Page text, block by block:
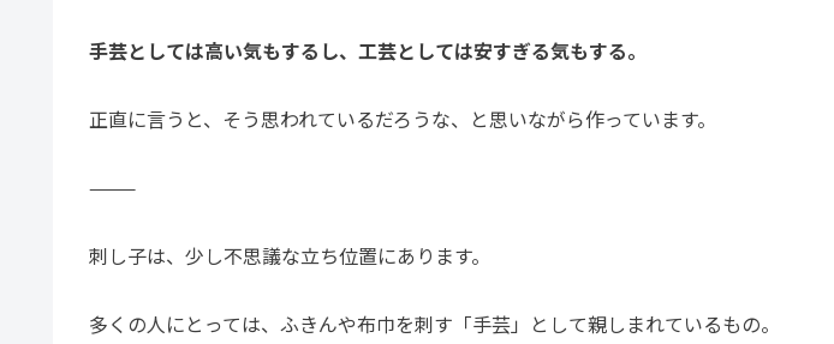
手芸としては高い気もするし、 工芸としては安すぎる気もする。
正直に言うと、そう思われているだろうな、と思いながら作っています。
⸻
刺し子は、少し不思議な立ち位置にあります。
多くの人にとっては、ふきんや布巾を刺す「手芸」として親しまれているもの。